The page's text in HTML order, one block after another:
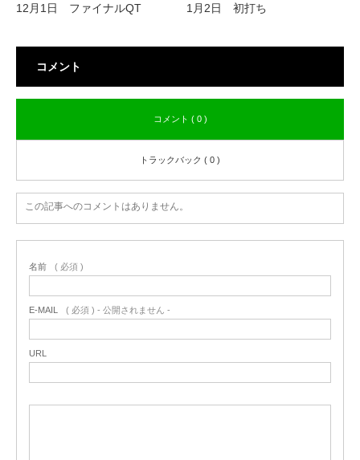
12月1日 ファイナルQT 1月2日 初打ち
コメント
コメント ( 0 )
トラックバック ( 0 )
この記事へのコメントはありません。
名前 ( 必須 )
E-MAIL ( 必須 ) - 公開されません -
URL